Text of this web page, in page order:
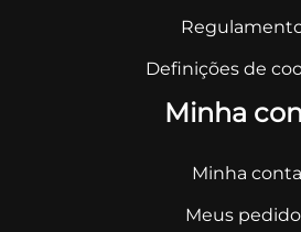
Definições de
Minha
Minha conta
Meus